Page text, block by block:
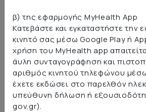
Ο Οργανισμός Γενικό
προσφέρει προς χρήση τη
υπό τους κάτωθι όρους
επισκέπτης/χρήστης της
διαβάσει προσεκτικά και να
β) της εφαρμογής MyHealth App
Κατεβάστε και εγκαταστήστε την
κινητό σας μέσω Google Play ή
χρήση του MyHealth app
άυλη συνταγογράφηση και
αριθμός κινητού τηλεφώνου
έχετε εκδώσει στο παρελθόν
υπεύθυνη δήλωση ή
gov.gr).